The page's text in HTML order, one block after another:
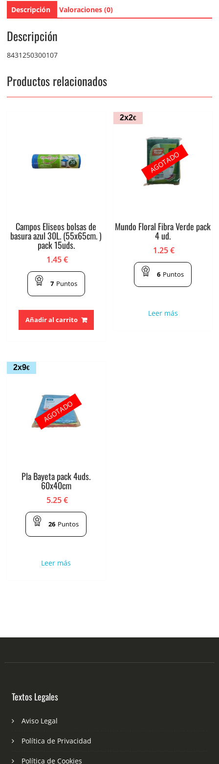
Descripción Valoraciones (0)
Descripción
8431250300107
Productos relacionados
Campos Eliseos bolsas de
basura azul 30L. (55x65cm. )
pack 15uds.
1.45€
7 Puntos
Añadir al carrito
2x2€
Mundo Floral Fibra Verde pack
4 ud.
1.25€
6 Puntos
Leer más
AGOTADO
2x9€
Pla Bayeta pack 4uds.
60x40cm
5.25€
26 Puntos
Leer más
AGOTADO
Textos Legales
Aviso Legal
Política de Privacidad
Política de Cookies